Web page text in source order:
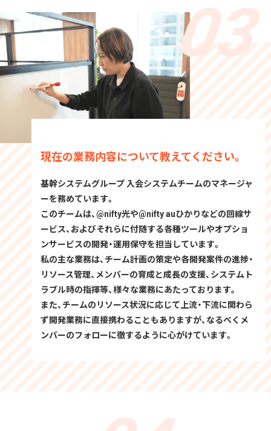
現在の業務内容について教えてください。
基幹システムグループ 入会システムチームのマネージャ
ーを務めています。
このチームは、@nifty光や@nifty auひかりなどの回線サ
ービス、およびそれらに付随する各種ツールやオプショ
ンサービスの開発・運用保守を担当しています。
私の主な業務は、チーム計画の策定や各開発案件の進捗・
リソース管理、メンバーの育成と成長の支援、システムト
ラブル時の指揮等、様々な業務にあたっております。
また、チームのリソース状況に応じて上流・下流に関わら
ず開発業務に直接携わることもありますが、なるべくメ
ンバーのフォローに徹するように心がけています。